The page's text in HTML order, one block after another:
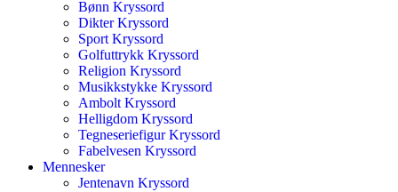
Bønn Kryssord
Dikter Kryssord
Sport Kryssord
Golfuttrykk Kryssord
Religion Kryssord
Musikkstykke Kryssord
Ambolt Kryssord
Helligdom Kryssord
Tegneseriefigur Kryssord
Fabelvesen Kryssord
Mennesker
Jentenavn Kryssord